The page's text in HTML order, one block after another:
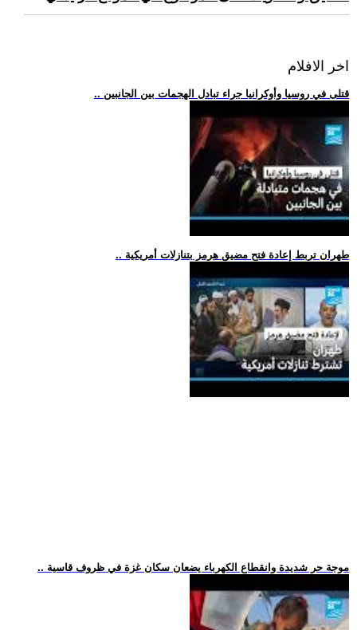
اخر الافلام
.. قتلى في روسيا وأوكرانيا جراء تبادل الهجمات بين الجانبين
.. طهران تربط إعادة فتح مضيق هرمز بتنازلات أمريكية
.. موجة حر شديدة وانقطاع الكهرباء يضعان سكان غزة في ظروف قاسية